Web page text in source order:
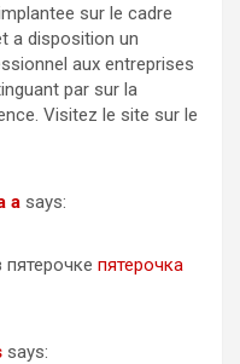
sur le cadre
a disposition un
aux entreprises
par sur la
Visitez le site sur le
a says:
пятерочка
says: